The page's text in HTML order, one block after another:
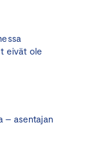
eivät ole
– asentajan